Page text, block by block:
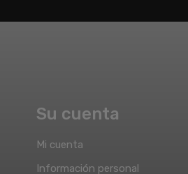
Su cuenta
Mi cuenta
Información personal